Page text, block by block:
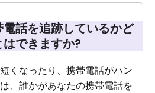
話を追跡しているかど
できますか?
くなったり、携帯電話がハン
、誰かがあなたの携帯電話を